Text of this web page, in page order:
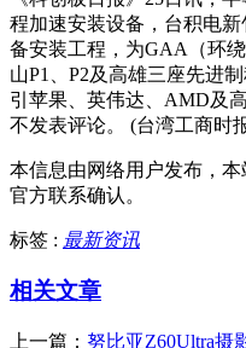
程加速安装设备，台积电新
备安装工程，为GAA（环
山P1、P2及高雄三座先进
引苹果、英伟达、AMD及
不发表评论。 (台湾工商时
本信息由网络用户发布， 本
官方联系确认。
标签 : 最新资讯
相关文章
上一篇： 努比亚Z60Ultra摄